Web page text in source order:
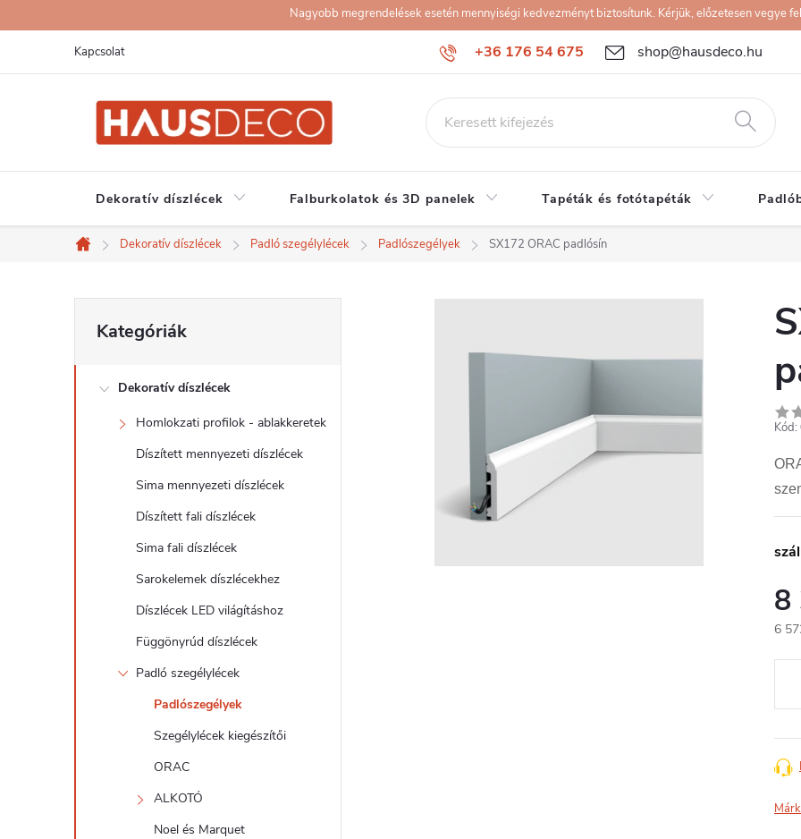
a
Nagyobb megrendelések esetén mennyiségi kedvezményt biztosítunk. Kérjük, előzetesen vegye
+36 176 54 675 shop@hausdeco.hu
Kapcsolat
Dekoratív díszlécek Falburkolatok és 3D panelek Tapéták és fotótapéták
Kezdőlap
Dekoratív díszlécek Padló szegélylécek Padlószegélyek SX172 ORAC padlósín
O
l
átugrása
Kategóriák
Dekoratív díszlécek
Homlokzati profilok - ablakkeretek
Díszített mennyezeti díszlécek
Sima mennyezeti díszlécek
Díszített fali díszlécek
Sima fali díszlécek
Sarokelemek díszlécekhez
Díszlécek LED világításhoz
Függönyrúd díszlécek
Padló szegélylécek
Padlószegélyek
Szegélylécek kiegészítői
ORAC
ALKOTÓ
Noel és Marquet
Kód:
8
6